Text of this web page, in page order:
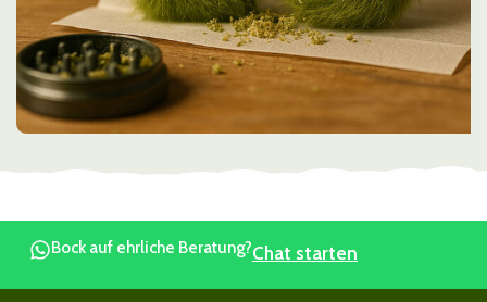
Bock auf ehrliche Beratung?Chat starten